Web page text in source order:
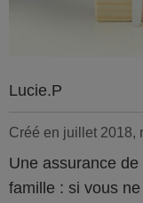
Lucie.P
Créé en juillet 2018,
Une assurance
famille : si vous